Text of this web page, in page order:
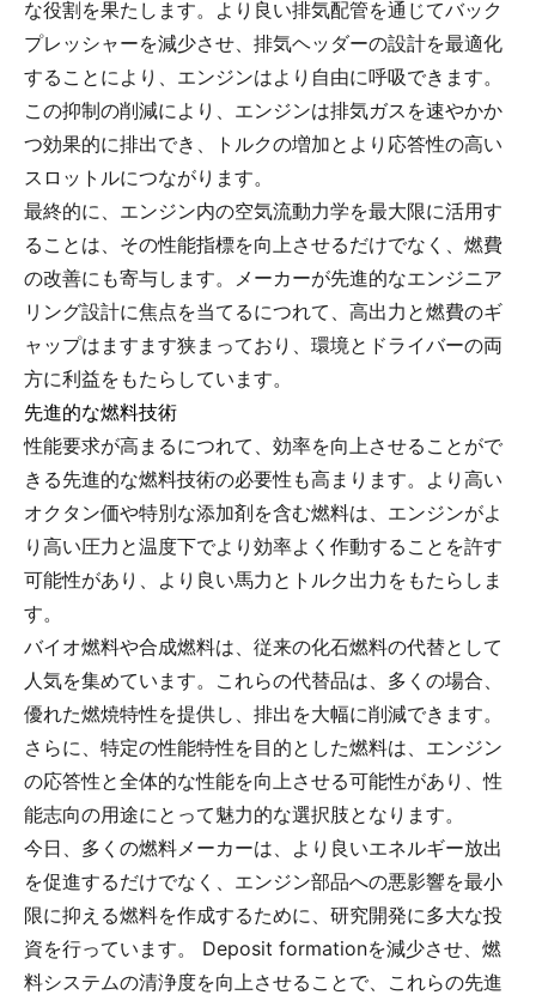
な役割を果たします。より良い排気配管を通じてバック
プレッシャーを減少させ、排気ヘッダーの設計を最適化
することにより、エンジンはより自由に呼吸できます。
この抑制の削減により、エンジンは排気ガスを速やかか
つ効果的に排出でき、トルクの増加とより応答性の高い
スロットルにつながります。
最終的に、エンジン内の空気流動力学を最大限に活用す
ることは、その性能指標を向上させるだけでなく、燃費
の改善にも寄与します。メーカーが先進的なエンジニア
リング設計に焦点を当てるにつれて、高出力と燃費のギ
ャップはますます狭まっており、環境とドライバーの両
方に利益をもたらしています。
先進的な燃料技術
性能要求が高まるにつれて、効率を向上させることがで
きる先進的な燃料技術の必要性も高まります。より高い
オクタン価や特別な添加剤を含む燃料は、エンジンがよ
り高い圧力と温度下でより効率よく作動することを許す
可能性があり、より良い馬力とトルク出力をもたらしま
す。
バイオ燃料や合成燃料は、従来の化石燃料の代替として
人気を集めています。これらの代替品は、多くの場合、
優れた燃焼特性を提供し、排出を大幅に削減できます。
さらに、特定の性能特性を目的とした燃料は、エンジン
の応答性と全体的な性能を向上させる可能性があり、性
能志向の用途にとって魅力的な選択肢となります。
今日、多くの燃料メーカーは、より良いエネルギー放出
を促進するだけでなく、エンジン部品への悪影響を最小
限に抑える燃料を作成するために、研究開発に多大な投
資を行っています。 Deposit formationを減少させ、燃
料システムの清浄度を向上させることで、これらの先進